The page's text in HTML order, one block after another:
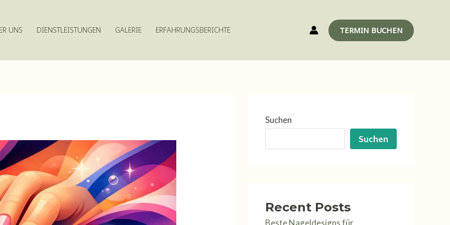
UNS DIENSTLEISTUNGEN GALERIE ERFAHRUNGSBERICHTE TERMIN BUCHEN
Suchen
Suchen
Recent Posts
Beste Nageldesigns für